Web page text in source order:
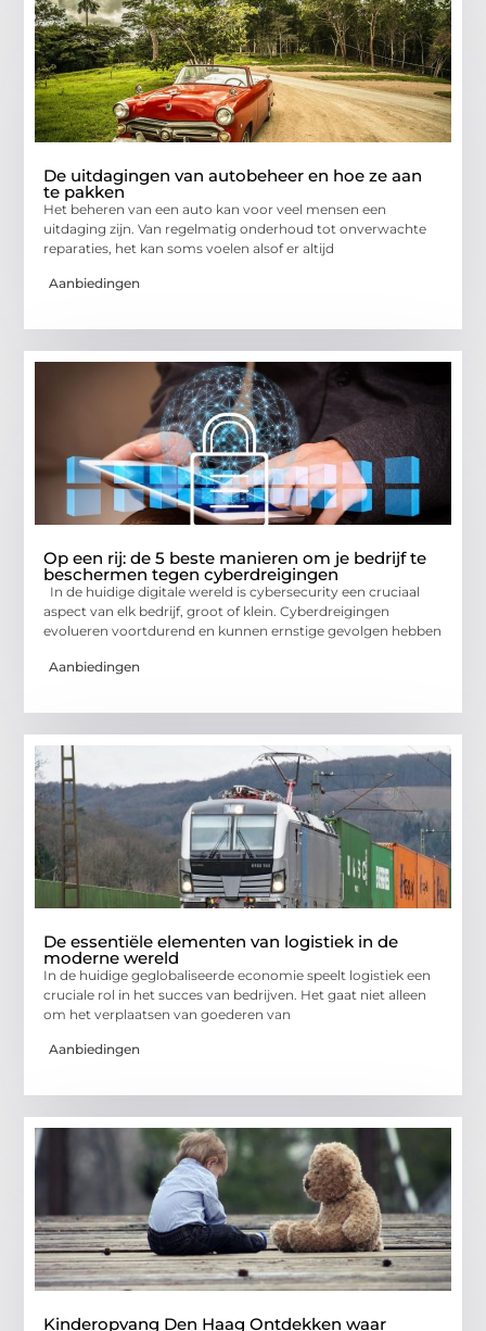
De uitdagingen van autobeheer en hoe ze aan
te pakken
Het beheren van een auto kan voor veel mensen een
uitdaging zijn. Van regelmatig onderhoud tot onverwachte
reparaties, het kan soms voelen alsof er altijd
Aanbiedingen
Op een rij: de 5 beste manieren om je bedrijf te
beschermen tegen cyberdreigingen
In de huidige digitale wereld is cybersecurity een cruciaal
aspect van elk bedrijf, groot of klein. Cyberdreigingen
evolueren voortdurend en kunnen ernstige gevolgen hebben
Aanbiedingen
De essentiële elementen van logistiek in de
moderne wereld
In de huidige geglobaliseerde economie speelt logistiek een
cruciale rol in het succes van bedrijven. Het gaat niet alleen
om het verplaatsen van goederen van
Aanbiedingen
Kinderopvang Den Haag Ontdekken waar